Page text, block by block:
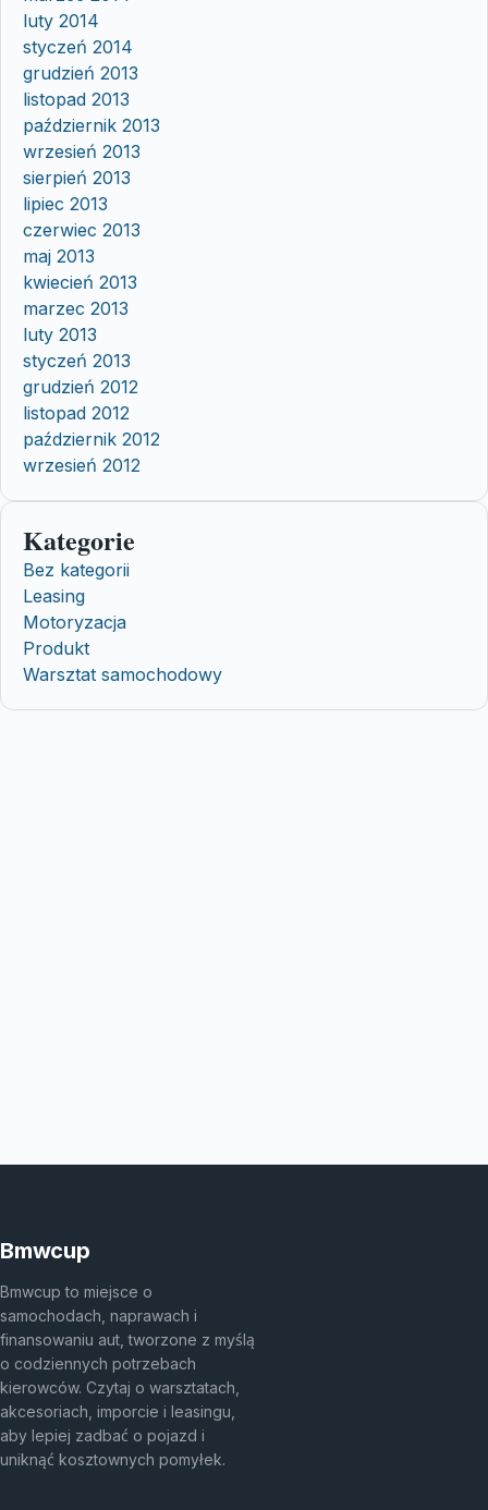
luty 2014
styczeń 2014
grudzień 2013
listopad 2013
październik 2013
wrzesień 2013
sierpień 2013
lipiec 2013
czerwiec 2013
maj 2013
kwiecień 2013
marzec 2013
luty 2013
styczeń 2013
grudzień 2012
listopad 2012
październik 2012
wrzesień 2012
Kategorie
Bez kategorii
Leasing
Motoryzacja
Produkt
Warsztat samochodowy
Bmwcup
Bmwcup to miejsce o
samochodach, naprawach i
finansowaniu aut, tworzone z myślą
o codziennych potrzebach
kierowców. Czytaj o warsztatach,
akcesoriach, imporcie i leasingu,
aby lepiej zadbać o pojazd i
uniknąć kosztownych pomyłek.